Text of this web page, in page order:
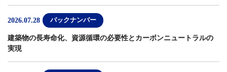
2026.07.28 バックナンバー
建築物の長寿命化、資源循環の必要性とカーボンニュートラルの
実現